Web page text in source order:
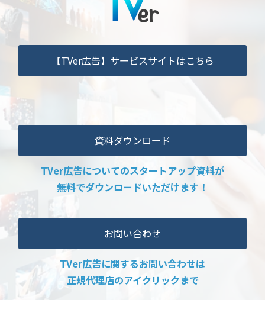
【TVer広告】サービスサイトはこちら
資料ダウンロード
TVer広告についてのスタートアップ資料が
無料でダウンロードいただけます！
お問い合わせ
TVer広告に関するお問い合わせは
正規代理店のアイクリックまで